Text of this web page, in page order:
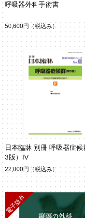
呼吸器外科手術書
50,600円 （税込み）
日本臨牀 別冊 呼吸器症候
3版）IV
22,000円 （税込み）